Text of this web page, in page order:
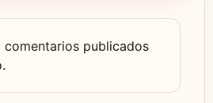
comentarios publicados